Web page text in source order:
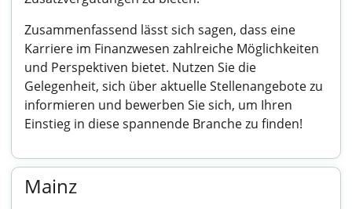
Zusammenfassend lässt sich sagen, dass eine
Karriere im Finanzwesen zahlreiche Möglichkeiten
und Perspektiven bietet. Nutzen Sie die
Gelegenheit, sich über aktuelle Stellenangebote zu
informieren und bewerben Sie sich, um Ihren
Einstieg in diese spannende Branche zu finden!
Mainz